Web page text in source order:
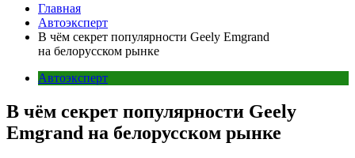
Главная
Автоэксперт
В чём секрет популярности Geely Emgrand
на белорусском рынке
Автоэксперт
В чём секрет популярности Geely
Emgrand на белорусском рынке